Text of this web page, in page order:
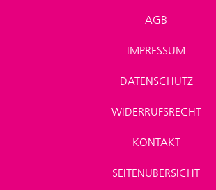
AGB
IMPRESSUM
DATENSCHUTZ
WIDERRUFSRECHT
KONTAKT
SEITENÜBERSICHT